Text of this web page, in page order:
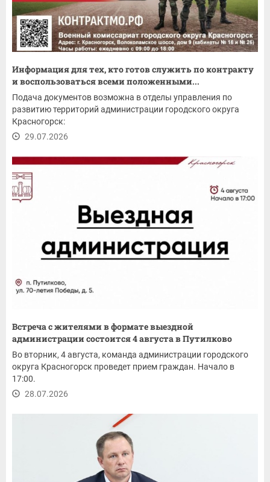
Информация для тех, кто готов служить по контракту
и воспользоваться всеми положенными...
Подача документов возможна в отделы управления по
развитию территорий администрации городского округа
Красногорск:
29.07.2026
Встреча с жителями в формате выездной
администрации состоится 4 августа в Путилково
Во вторник, 4 августа, команда администрации городского
округа Красногорск проведет прием граждан. Начало в
17:00.
28.07.2026